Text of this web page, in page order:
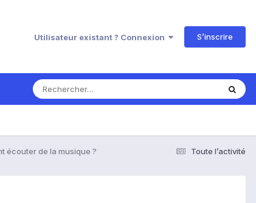
Utilisateur existant ? Connexion S’inscrire
Toute l’activité
écouter de la musique ?